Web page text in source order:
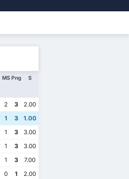
MS Png S
2 3
2.00
1 3
1.00
1 3
3.00
1 3
3.00
1 3
7.00
0 1
2.00